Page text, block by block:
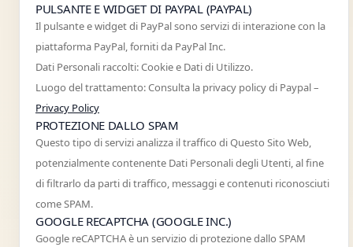
PULSANTE E WIDGET DI PAYPAL (PAYPAL)
Il pulsante e widget di PayPal sono servizi di interazione con la
piattaforma PayPal, forniti da PayPal Inc.
Dati Personali raccolti: Cookie e Dati di Utilizzo.
Luogo del trattamento: Consulta la privacy policy di Paypal –
Privacy Policy
PROTEZIONE DALLO SPAM
Questo tipo di servizi analizza il traffico di Questo Sito Web,
potenzialmente contenente Dati Personali degli Utenti, al fine
di filtrarlo da parti di traffico, messaggi e contenuti riconosciuti
come SPAM.
GOOGLE RECAPTCHA (GOOGLE INC.)
Google reCAPTCHA è un servizio di protezione dallo SPAM